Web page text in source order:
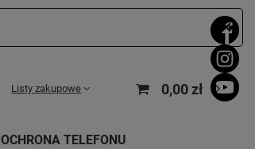
Listy zakupowe 0,00 zł
OCHRONA TELEFONU